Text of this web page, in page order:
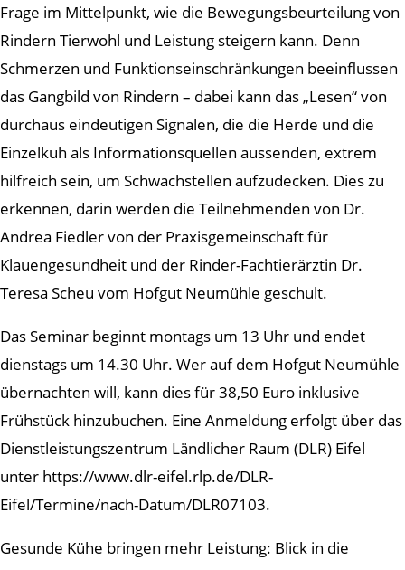
Frage im Mittelpunkt, wie die Bewegungsbeurteilung von
Rindern Tierwohl und Leistung steigern kann. Denn
Schmerzen und Funktionseinschränkungen beeinflussen
das Gangbild von Rindern – dabei kann das „Lesen“ von
durchaus eindeutigen Signalen, die die Herde und die
Einzelkuh als Informationsquellen aussenden, extrem
hilfreich sein, um Schwachstellen aufzudecken. Dies zu
erkennen, darin werden die Teilnehmenden von Dr.
Andrea Fiedler von der Praxisgemeinschaft für
Klauengesundheit und der Rinder-Fachtierärztin Dr.
Teresa Scheu vom Hofgut Neumühle geschult.
Das Seminar beginnt montags um 13 Uhr und endet
dienstags um 14.30 Uhr. Wer auf dem Hofgut Neumühle
übernachten will, kann dies für 38,50 Euro inklusive
Frühstück hinzubuchen. Eine Anmeldung erfolgt über das
Dienstleistungszentrum Ländlicher Raum (DLR) Eifel
unter https://www.dlr-eifel.rlp.de/DLR-
Eifel/Termine/nach-Datum/DLR07103.
Gesunde Kühe bringen mehr Leistung: Blick in die